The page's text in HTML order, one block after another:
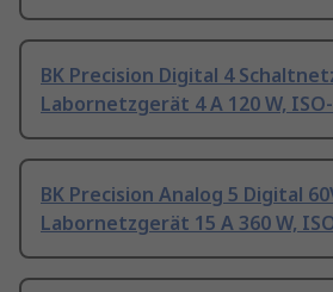
BK Precision Digital 4
Labornetzgerät 4 A 120 W,
BK Precision Analog 5 Digital
Labornetzgerät 15 A 360 W,